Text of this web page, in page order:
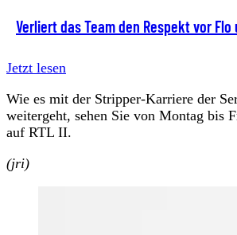
Verliert das Team den Respekt vor Flo
Jetzt lesen
Wie es mit der Stripper-Karriere der
weitergeht, sehen Sie von Montag bis
auf RTL II.
(jri)